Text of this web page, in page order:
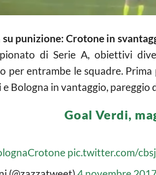
punizione: Crotone in
di Serie A, obiettivi
per entrambe le squadre.
e Bologna in vantaggio, pareggio
Goal Verdi,
pic.twitter.com/